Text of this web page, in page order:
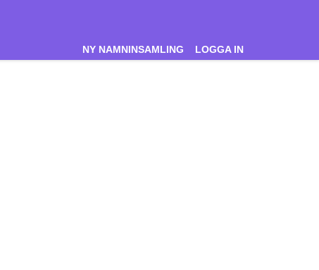
NY NAMNINSAMLING LOGGA IN